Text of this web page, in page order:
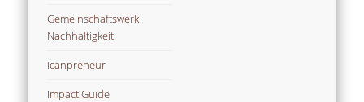
Gemeinschaftswerk
Nachhaltigkeit
Icanpreneur
Impact Guide